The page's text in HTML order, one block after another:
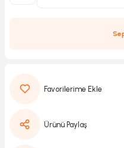
Ürünü Paylaş